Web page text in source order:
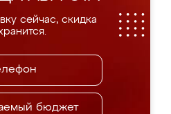
сейчас, скидка
бюджет